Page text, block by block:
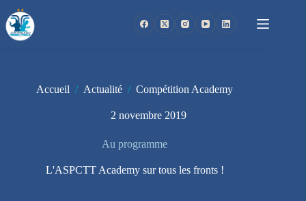
au
contenu
Accueil / Actualité / Compétition Academy
2 novembre 2019
Au programme
L'ASPCTT Academy sur tous les fronts !